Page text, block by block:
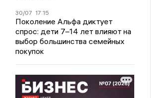
30/07 17:15
Поколение Альфа диктует
спрос: дети 7–14 лет влияют на
выбор большинства семейных
покупок